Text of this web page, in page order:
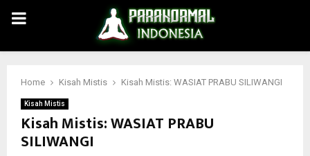
PRIMARY
MENU
Home Kisah Mistis Kisah Mistis: WASIAT PRABU SILIWANGI
Kisah Mistis
Kisah Mistis: WASIAT PRABU
SILIWANGI